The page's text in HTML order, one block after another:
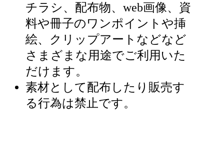
チラシ、配布物、web画像、資
料や冊子のワンポイントや挿
絵、クリップアートなどなど
さまざまな用途でご利用いた
だけます。
素材として配布したり販売す
る行為は禁止です。